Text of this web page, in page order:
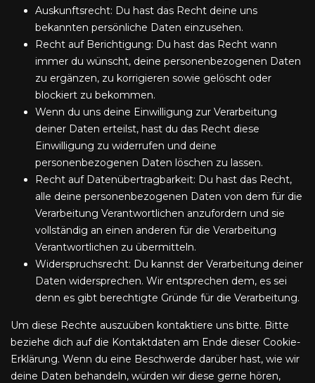
Auskunftsrecht: Du hast das Recht deine uns
bekannten persönliche Daten einzusehen.
Recht auf Berichtigung: Du hast das Recht wann
immer du wünscht, deine personenbezogenen Daten
zu ergänzen, zu korrigieren sowie gelöscht oder
blockiert zu bekommen.
Wenn du uns deine Einwilligung zur Verarbeitung
deiner Daten erteilst, hast du das Recht diese
Einwilligung zu widerrufen und deine
personenbezogenen Daten löschen zu lassen.
Recht auf Datenübertragbarkeit: Du hast das Recht,
alle deine personenbezogenen Daten von dem für die
Verarbeitung Verantwortlichen anzufordern und sie
vollständig an einen anderen für die Verarbeitung
Verantwortlichen zu übermitteln.
Widerspruchsrecht: Du kannst der Verarbeitung deiner
Daten widersprechen. Wir entsprechen dem, es sei
denn es gibt berechtigte Gründe für die Verarbeitung.
Um diese Rechte auszuüben kontaktiere uns bitte. Bitte
beziehe dich auf die Kontaktdaten am Ende dieser Cookie-
Erklärung. Wenn du eine Beschwerde darüber hast, wie wir
deine Daten behandeln, würden wir diese gerne hören,